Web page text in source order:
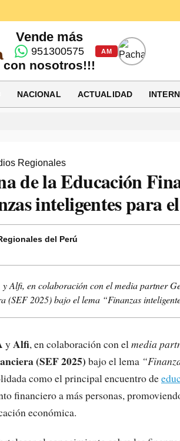
Vende más
951300575
con nosotros!!!
AM
NACIONAL ACTUALIDAD
Regionales
de la Educación
inteligentes para
del Perú
Alfi, en colaboración con el media partner
(SEF 2025) bajo el lema “Finanzas
yAlfi, en colaboración con elmedia
(SEF 2025) bajo el lema
como el principal encuentro de
financiero a más personas,
económica.